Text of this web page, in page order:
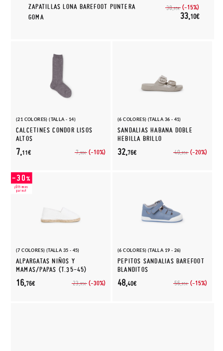
ZAPATILLAS LONA BAREFOOT PUNTERA
GOMA
38,95€ (-15%)
33,10€
(21 COLORES) (TALLA - 14)
CALCETINES CONDOR LISOS
ALTOS
7,90€ (-10%)
7,11€
(6 COLORES) (TALLA 36 - 41)
SANDALIAS HABANA DOBLE
HEBILLA BRILLO
40,95€ (-20%)
32,76€
(7 COLORES) (TALLA 35 - 45)
ALPARGATAS NIÑOS Y
MAMAS/PAPAS (T.35-45)
23,95€ (-30%)
16,76€
(6 COLORES) (TALLA 19 - 26)
PEPITOS SANDALIAS BAREFOOT
BLANDITOS
56,95€ (-15%)
48,40€